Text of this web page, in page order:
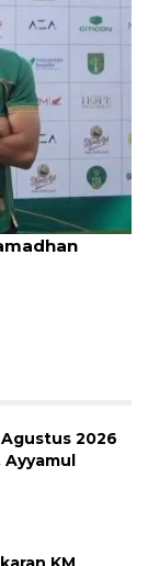
2026
Ayyamul